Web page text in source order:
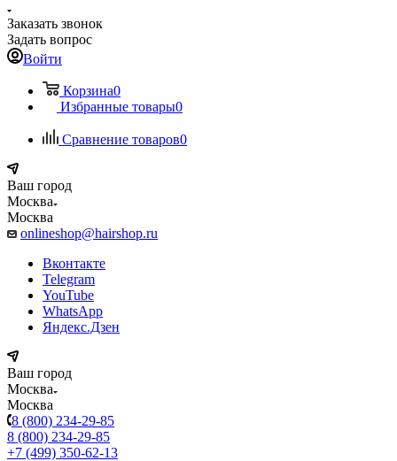
Заказать звонок
Задать вопрос
Войти
Корзина0
Избранные товары0
Сравнение товаров0
Ваш город
Москва
Москва
onlineshop@hairshop.ru
Вконтакте
Telegram
YouTube
WhatsApp
Яндекс.Дзен
Ваш город
Москва
Москва
8 (800) 234-29-85
8 (800) 234-29-85
+7 (499) 350-62-13